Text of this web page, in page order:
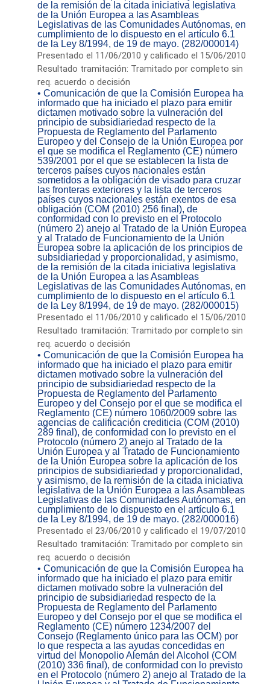
de la remisión de la citada iniciativa legislativa
de la Unión Europea a las Asambleas
Legislativas de las Comunidades Autónomas, en
cumplimiento de lo dispuesto en el artículo 6.1
de la Ley 8/1994, de 19 de mayo. (282/000014)
Presentado el 11/06/2010 y calificado el 15/06/2010
Resultado tramitación: Tramitado por completo sin
req. acuerdo o decisión
• Comunicación de que la Comisión Europea ha
informado que ha iniciado el plazo para emitir
dictamen motivado sobre la vulneración del
principio de subsidiariedad respecto de la
Propuesta de Reglamento del Parlamento
Europeo y del Consejo de la Unión Europea por
el que se modifica el Reglamento (CE) número
539/2001 por el que se establecen la lista de
terceros países cuyos nacionales están
sometidos a la obligación de visado para cruzar
las fronteras exteriores y la lista de terceros
países cuyos nacionales están exentos de esa
obligación (COM (2010) 256 final), de
conformidad con lo previsto en el Protocolo
(número 2) anejo al Tratado de la Unión Europea
y al Tratado de Funcionamiento de la Unión
Europea sobre la aplicación de los principios de
subsidiariedad y proporcionalidad, y asimismo,
de la remisión de la citada iniciativa legislativa
de la Unión Europea a las Asambleas
Legislativas de las Comunidades Autónomas, en
cumplimiento de lo dispuesto en el artículo 6.1
de la Ley 8/1994, de 19 de mayo. (282/000015)
Presentado el 11/06/2010 y calificado el 15/06/2010
Resultado tramitación: Tramitado por completo sin
req. acuerdo o decisión
• Comunicación de que la Comisión Europea ha
informado que ha iniciado el plazo para emitir
dictamen motivado sobre la vulneración del
principio de subsidiariedad respecto de la
Propuesta de Reglamento del Parlamento
Europeo y del Consejo por el que se modifica el
Reglamento (CE) número 1060/2009 sobre las
agencias de calificación crediticia (COM (2010)
289 final), de conformidad con lo previsto en el
Protocolo (número 2) anejo al Tratado de la
Unión Europea y al Tratado de Funcionamiento
de la Unión Europea sobre la aplicación de los
principios de subsidiariedad y proporcionalidad,
y asimismo, de la remisión de la citada iniciativa
legislativa de la Unión Europea a las Asambleas
Legislativas de las Comunidades Autónomas, en
cumplimiento de lo dispuesto en el artículo 6.1
de la Ley 8/1994, de 19 de mayo. (282/000016)
Presentado el 23/06/2010 y calificado el 19/07/2010
Resultado tramitación: Tramitado por completo sin
req. acuerdo o decisión
• Comunicación de que la Comisión Europea ha
informado que ha iniciado el plazo para emitir
dictamen motivado sobre la vulneración del
principio de subsidiariedad respecto de la
Propuesta de Reglamento del Parlamento
Europeo y del Consejo por el que se modifica el
Reglamento (CE) número 1234/2007 del
Consejo (Reglamento único para las OCM) por
lo que respecta a las ayudas concedidas en
virtud del Monopolio Alemán del Alcohol (COM
(2010) 336 final), de conformidad con lo previsto
en el Protocolo (número 2) anejo al Tratado de la